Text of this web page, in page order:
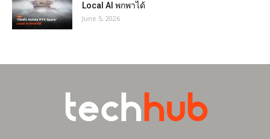
Local AI พกพาได้
June 5, 2026